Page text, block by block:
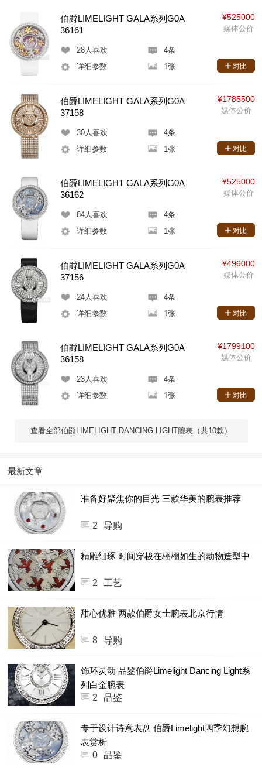
伯爵LIMELIGHT GALA系列G0A
36161
28人喜欢
4条
详细参数
1张
¥525000
媒体公价
对比
伯爵LIMELIGHT GALA系列G0A
37158
30人喜欢
4条
详细参数
1张
¥1785500
媒体公价
对比
伯爵LIMELIGHT GALA系列G0A
36162
84人喜欢
4条
详细参数
1张
¥525000
媒体公价
对比
伯爵LIMELIGHT GALA系列G0A
37156
24人喜欢
4条
详细参数
1张
¥496000
媒体公价
对比
伯爵LIMELIGHT GALA系列G0A
36158
23人喜欢
4条
详细参数
1张
¥1799100
媒体公价
对比
查看全部伯爵LIMELIGHT DANCING LIGHT腕表（共10款）
最新文章
准备好聚焦你的目光 三款华美的腕表推荐
2 导购
精雕细琢 时间穿梭在栩栩如生的动物造型中
2 工艺
甜心优雅 两款伯爵女士腕表北京行情
8 导购
饰环灵动 品鉴伯爵Limelight Dancing Light系
列白金腕表
2
品鉴
专于设计诗意表盘 伯爵Limelight四季幻想腕
表赏析
0
品鉴